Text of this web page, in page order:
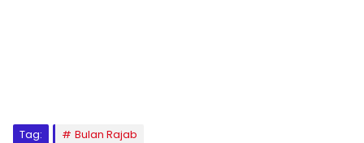
Tag: Bulan Rajab